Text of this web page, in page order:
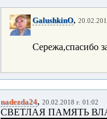
GalushkinO,
Сережа,спасибо
nadezda24, 20.02.2018 г. 01:02
СВЕТЛАЯ ПАМЯТЬ